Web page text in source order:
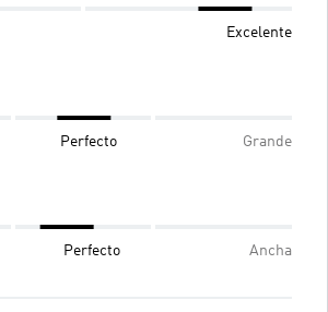
Excelente
Perfecto Grande
Perfecto Ancha